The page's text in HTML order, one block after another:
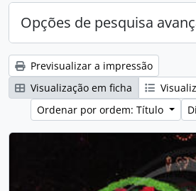
Opções de pesquisa
Previsualizar a impressão
Visualização em ficha
Ordenar por ordem: Título